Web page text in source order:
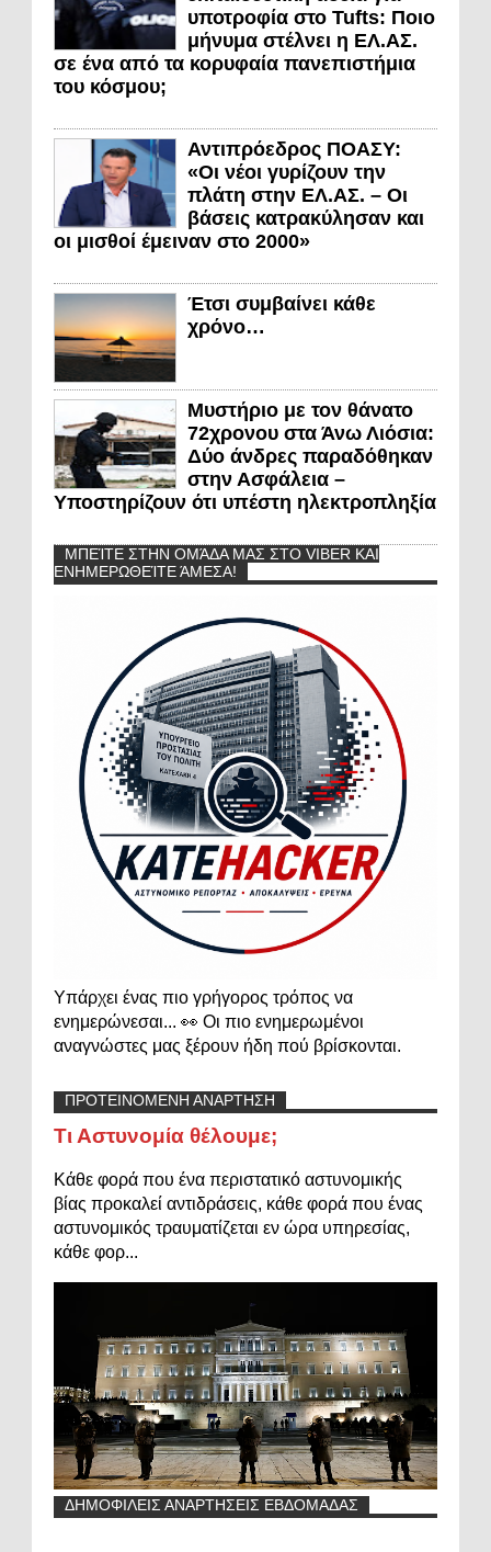
υποτροφία στο Tufts: Ποιο
μήνυμα στέλνει η ΕΛ.ΑΣ.
σε ένα από τα κορυφαία πανεπιστήμια
του κόσμου;
Αντιπρόεδρος ΠΟΑΣΥ:
«Οι νέοι γυρίζουν την
πλάτη στην ΕΛ.ΑΣ. – Οι
βάσεις κατρακύλησαν και
οι μισθοί έμειναν στο 2000»
Έτσι συμβαίνει κάθε
χρόνο…
Μυστήριο με τον θάνατο
72χρονου στα Άνω Λιόσια:
Δύο άνδρες παραδόθηκαν
στην Ασφάλεια –
Υποστηρίζουν ότι υπέστη ηλεκτροπληξία
ΜΠΕΊΤΕ ΣΤΗΝ ΟΜΆΔΑ ΜΑΣ ΣΤΟ VIBER ΚΑΙ
ΕΝΗΜΕΡΩΘΕΊΤΕ ΆΜΕΣΑ!
Υπάρχει ένας πιο γρήγορος τρόπος να
ενημερώνεσαι... 👀 Οι πιο ενημερωμένοι
αναγνώστες μας ξέρουν ήδη πού βρίσκονται.
ΠΡΟΤΕΙΝΟΜΕΝΗ ΑΝΑΡΤΗΣΗ
Τι Αστυνομία θέλουμε;
Κάθε φορά που ένα περιστατικό αστυνομικής
βίας προκαλεί αντιδράσεις, κάθε φορά που ένας
αστυνομικός τραυματίζεται εν ώρα υπηρεσίας,
κάθε φορ...
ΔΗΜΟΦΙΛΕΙΣ ΑΝΑΡΤΗΣΕΙΣ ΕΒΔΟΜΑΔΑΣ